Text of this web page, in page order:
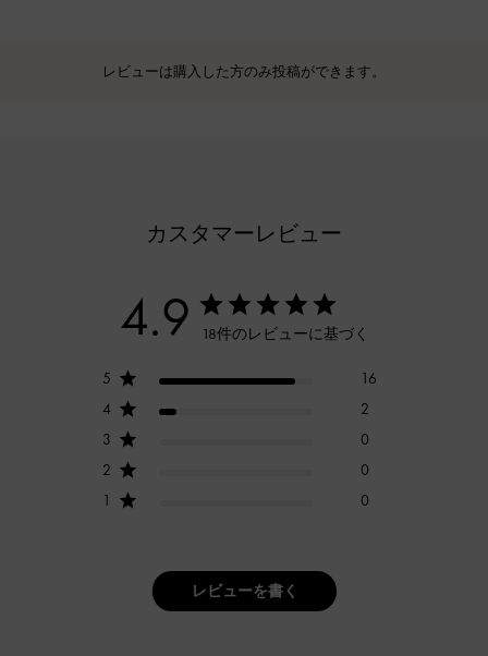
レビューは購入した方のみ投稿ができます。
カスタマーレビュー
4.9 18件のレビューに基づく
5
16
4
2
3
0
2
0
1
0
レビューを書く